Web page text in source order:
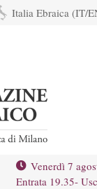
Italia Ebraica (IT/
Venerdì 7
Entrata 19.35-